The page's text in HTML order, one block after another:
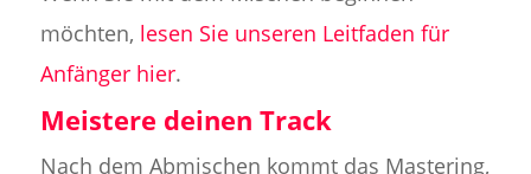
möchten, lesen Sie unseren Leitfaden für
Anfänger hier.
Meistere deinen Track
Nach dem Abmischen kommt das Mastering,